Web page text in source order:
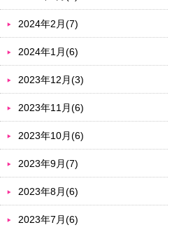
2024年2月(7)
2024年1月(6)
2023年12月(3)
2023年11月(6)
2023年10月(6)
2023年9月(7)
2023年8月(6)
2023年7月(6)